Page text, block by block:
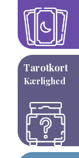
Tarotkort
Kærlighed